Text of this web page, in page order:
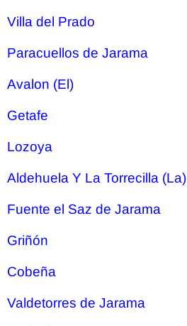
Villa del Prado
Paracuellos de Jarama
Avalon (El)
Getafe
Lozoya
Aldehuela Y La Torrecilla (La)
Fuente el Saz de Jarama
Griñón
Cobeña
Valdetorres de Jarama